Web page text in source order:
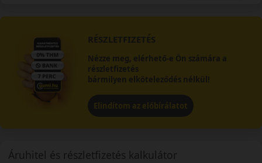
RÉSZLETFIZETÉS
Nézze meg, elérhető-e Ön számára a
részletfizetés
bármilyen elköteleződés nélkül!
Elindítom az előbírálatot
Áruhitel és részletfizetés kalkulátor